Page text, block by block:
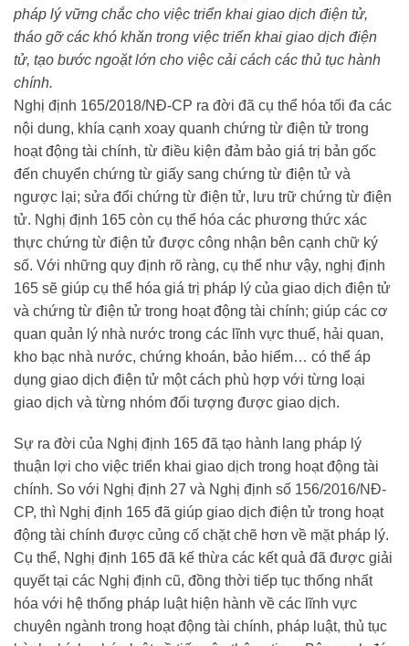
pháp lý vững chắc cho việc triển khai giao dịch điện tử,
tháo gỡ các khó khăn trong việc triển khai giao dịch điện
tử, tạo bước ngoặt lớn cho việc cải cách các thủ tục hành
chính.
Nghị định 165/2018/NĐ-CP ra đời đã cụ thể hóa tối đa các
nội dung, khía cạnh xoay quanh chứng từ điện tử trong
hoạt động tài chính, từ điều kiện đảm bảo giá trị bản gốc
đến chuyển chứng từ giấy sang chứng từ điện tử và
ngược lại; sửa đổi chứng từ điện tử, lưu trữ chứng từ điện
tử. Nghị định 165 còn cụ thể hóa các phương thức xác
thực chứng từ điện tử được công nhận bên cạnh chữ ký
số. Với những quy định rõ ràng, cụ thể như vậy, nghị định
165 sẽ giúp cụ thể hóa giá trị pháp lý của giao dịch điện tử
và chứng từ điện tử trong hoạt động tài chính; giúp các cơ
quan quản lý nhà nước trong các lĩnh vực thuế, hải quan,
kho bạc nhà nước, chứng khoán, bảo hiểm… có thể áp
dụng giao dịch điện tử một cách phù hợp với từng loại
giao dịch và từng nhóm đối tượng được giao dịch.
Sự ra đời của Nghị định 165 đã tạo hành lang pháp lý
thuận lợi cho việc triển khai giao dịch trong hoạt động tài
chính. So với Nghị định 27 và Nghị định số 156/2016/NĐ-
CP, thì Nghị định 165 đã giúp giao dịch điện tử trong hoạt
động tài chính được củng cố chặt chẽ hơn về mặt pháp lý.
Cụ thể, Nghị định 165 đã kế thừa các kết quả đã được giải
quyết tại các Nghị định cũ, đồng thời tiếp tục thống nhất
hóa với hệ thống pháp luật hiện hành về các lĩnh vực
chuyên ngành trong hoạt động tài chính, pháp luật, thủ tục